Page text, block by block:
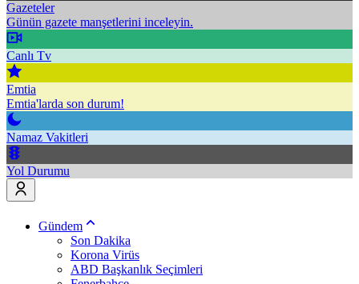
Gazeteler
Günün gazete manşetlerini inceleyin.
Canlı Tv
Emtia
Emtia'larda son durum!
Namaz Vakitleri
Yol Durumu
Gündem
Son Dakika
Korona Virüs
ABD Başkanlık Seçimleri